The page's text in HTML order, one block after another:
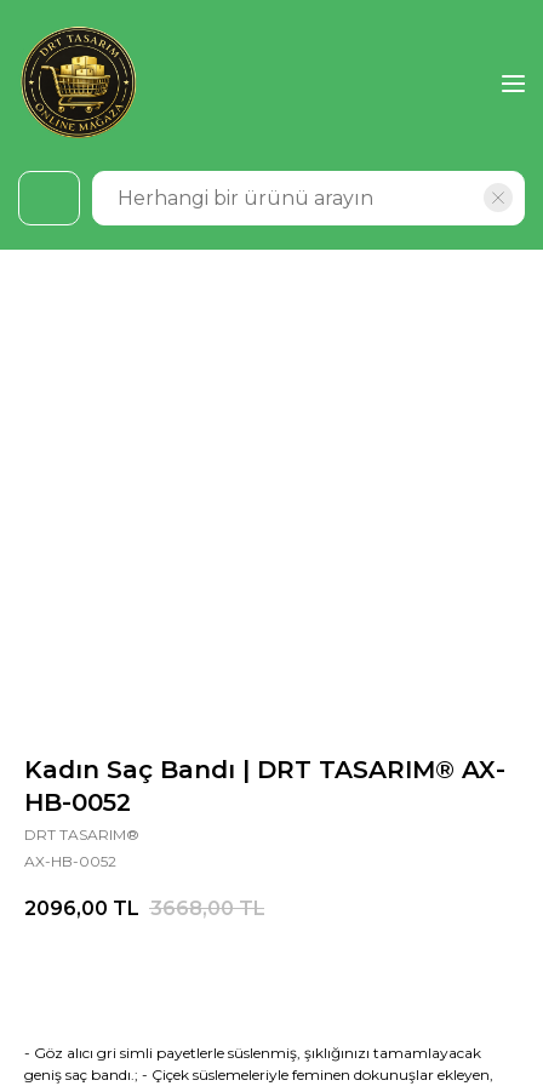
Kadın Saç Bandı | DRT TASARIM® AX-
HB-0052
DRT TASARIM®
AX-HB-0052
2096,00 TL 3668,00 TL
- Göz alıcı gri simli payetlerle süslenmiş, şıklığınızı tamamlayacak
geniş saç bandı.; - Çiçek süslemeleriyle feminen dokunuşlar ekleyen,